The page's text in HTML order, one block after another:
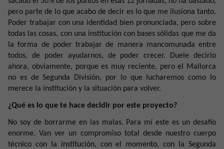
pero parte de lo que acabo de decir es lo que me ilusiona tanto.
Poder trabajar con una identidad bien pronunciada, pero sobre
todas las cosas, con una institución con bases sólidas que me da
la forma de poder trabajar de manera mancomunada entre
todos, de poder ayudarnos, de poder crecer. Duele decirlo
ahora, obviamente, porque es muy reciente, pero el Mallorca
no es de Segunda División, por lo que lucharemos como lo
merece la institución y la situación para volver.
¿Qué es lo que te hace decidir por este proyecto?
No soy de borrarme en las malas. Para mí este es un desafío
enorme. Van ver un compromiso total desde nuestro cuerpo
técnico con la institución, con el momento, con la Segunda